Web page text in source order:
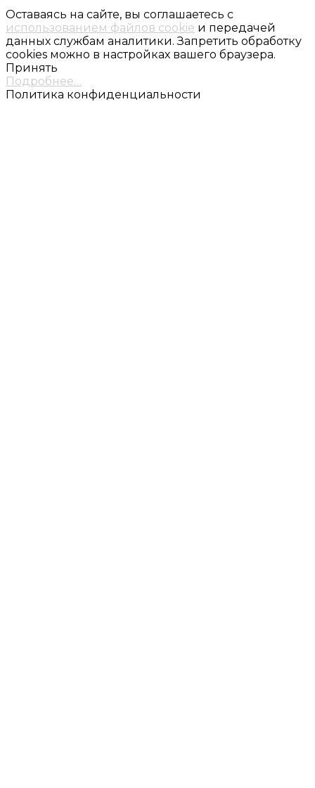
Оставаясь на сайте, вы соглашаетесь с
использованием файлов cookie и передачей
данных службам аналитики. Запретить обработку
cookies можно в настройках вашего браузера.
Принять
Подробнее…
Политика конфиденциальности